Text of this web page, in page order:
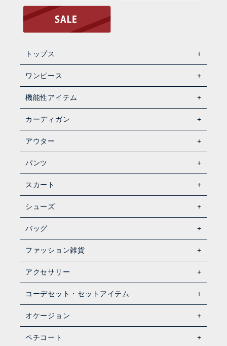
トップス
ワンピース
機能性アイテム
カーディガン
アウター
パンツ
スカート
シューズ
バッグ
ファッション雑貨
アクセサリー
コーデセット・セットアイテム
オケージョン
ペチコート